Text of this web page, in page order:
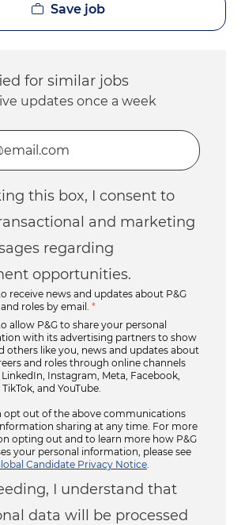
Save job
for similar jobs
updates once a week
address (Required)
this box, I consent to
and marketing
regarding
opportunities.
receive news and updates about P&G
roles by email.
*
allow P&G to share your personal
with its advertising partners to show
others like you, news and updates about
and roles through online channels
Instagram, Meta, Facebook,
and YouTube.
opt out of the above communications
sharing at any time. For more
opting out and to learn more how P&G
your personal information, please see
Candidate Privacy Notice
I understand that
data will be processed